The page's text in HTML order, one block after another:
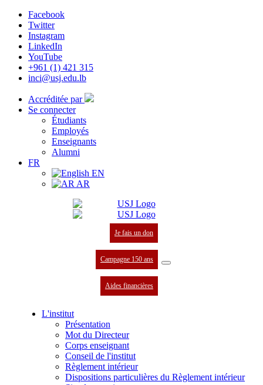
Facebook
Twitter
Instagram
LinkedIn
YouTube
+961 (1) 421 315
inci@usj.edu.lb
Accréditée par
Se connecter
Étudiants
Employés
Enseignants
Alumni
FR
EN
AR
Je fais un don
Campagne 150 ans
Aides financières
L'institut
Présentation
Mot du Directeur
Corps enseignant
Conseil de l'institut
Règlement intérieur
Dispositions particulières du Règlement intérieur